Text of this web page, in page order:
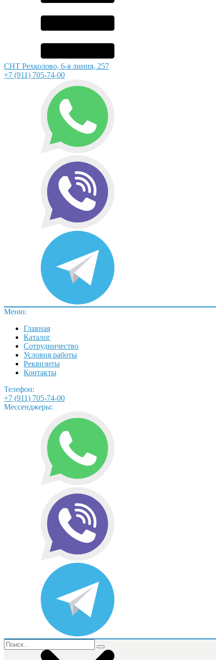
СНТ Рехколово, 6-я линия, 257
+7 (911) 705-74-00
Меню:
Главная
Каталог
Сотрудничество
Условия работы
Реквизиты
Контакты
Телефон:
+7 (911) 705-74-00
Мессенджеры: